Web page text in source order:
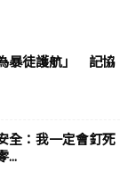
暴徒護航」 記協
全：我一定會釘死
...